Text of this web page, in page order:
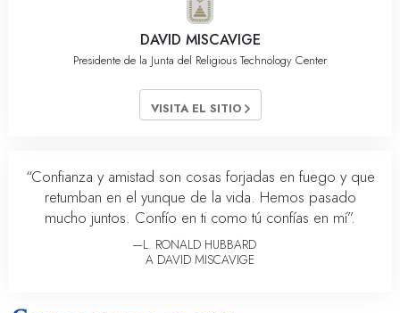
DAVID MISCAVIGE
Presidente de la Junta del Religious Technology Center
VISITA EL SITIO
“Confianza y amistad son cosas forjadas en fuego y que
retumban en el yunque de la vida. Hemos pasado
mucho juntos. Confío en ti como tú confías en mí”.
—L. RONALD HUBBARD
A DAVID MISCAVIGE